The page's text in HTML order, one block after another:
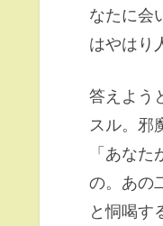
なたに会
はやはり
答えよう
スル。邪
「あな
の。あの
と恫喝す